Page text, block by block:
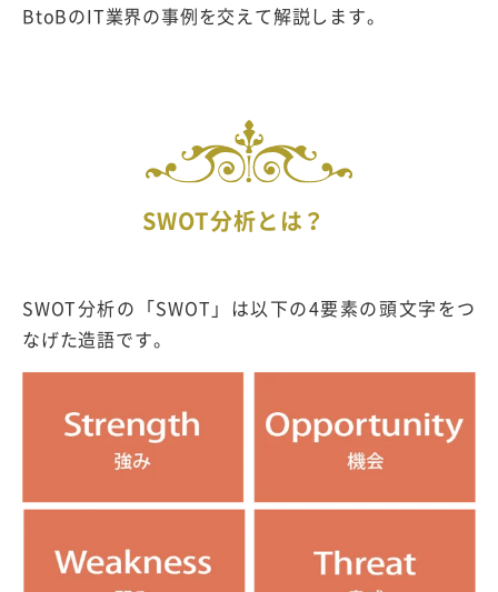
BtoBのIT業界の事例を交えて解説します。
SWOT分析とは？
SWOT分析の「SWOT」は以下の4要素の頭文字をつ
なげた造語です。